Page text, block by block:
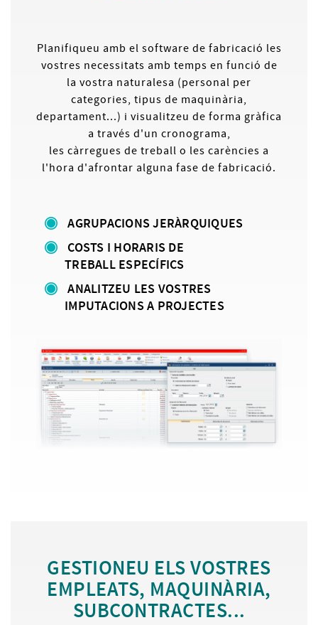
Planifiqueu amb el software de fabricació les
vostres necessitats amb temps en funció de
la vostra naturalesa (personal per
categories, tipus de maquinària,
departament...) i visualitzeu de forma gràfica
a través d'un cronograma,
les càrregues de treball o les carències a
l'hora d'afrontar alguna fase de fabricació.
AGRUPACIONS JERÀRQUIQUES
COSTS I HORARIS DE
TREBALL ESPECÍFICS
ANALITZEU LES VOSTRES
IMPUTACIONS A PROJECTES
GESTIONEU ELS VOSTRES
EMPLEATS, MAQUINÀRIA,
SUBCONTRACTES...